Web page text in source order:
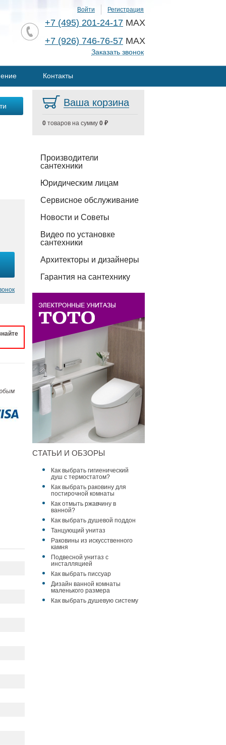
Войти Регистрация
+7 (495) 201-24-17 MAX
+7 (926) 746-76-57 MAX
Заказать звонок
Контакты
Ваша корзина
0 товаров на сумму 0 ₽
Производители
сантехники
Юридическим лицам
Сервисное обслуживание
Новости и Советы
Видео по установке
сантехники
Архитекторы и дизайнеры
Гарантия на сантехнику
СТАТЬИ И ОБЗОРЫ
Как выбрать гигиенический
душ с термостатом?
Как выбрать раковину для
постирочной комнаты
Как отмыть ржавчину в
ванной?
Как выбрать душевой поддон
Танцующий унитаз
Раковины из искусственного
камня
Подвесной унитаз с
инсталляцией
Как выбрать писсуар
Дизайн ванной комнаты
маленького размера
Как выбрать душевую систему